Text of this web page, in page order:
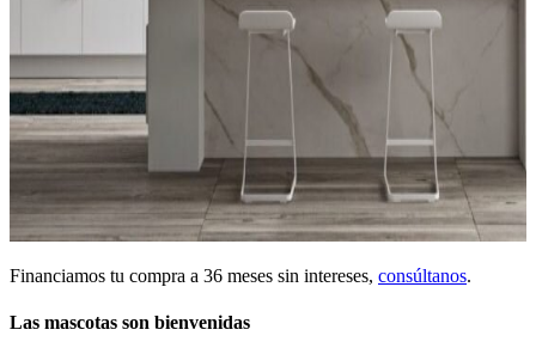
Financiamos tu compra a 36 meses sin intereses, consúltanos.
Las mascotas son bienvenidas